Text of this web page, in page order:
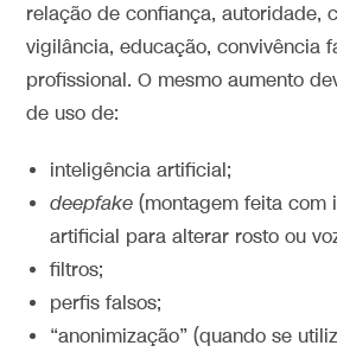
relação de confiança, autoridade,
vigilância, educação, convivência
profissional. O mesmo aumento
de uso de:
inteligência artificial;
deepfake(montagem feita com
artificial para alterar rosto ou
filtros;
perfis falsos;
“anonimização” (quando se